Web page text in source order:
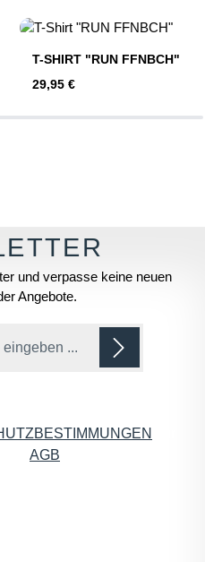
T-SHIRT "RUN FFNBCH"
Regulärer Preis:
29,95 €
und verpasse keine neuen
Angebote.
E-Mail-Adresse*
AGB